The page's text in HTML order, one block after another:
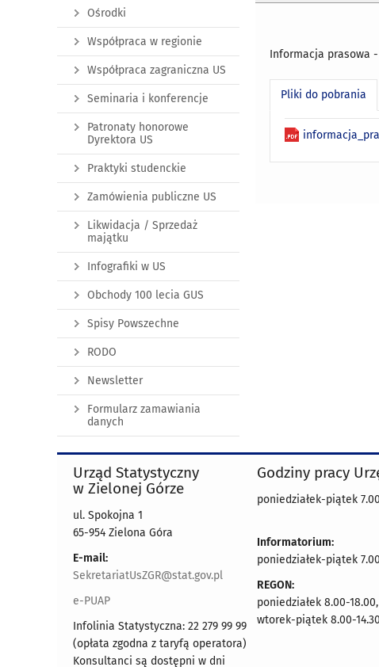
Informacja prasowa
Pliki do pobrania
Ośrodki
Współpraca w regionie
Współpraca zagraniczna US
Seminaria i konferencje
Patronaty honorowe
Dyrektora US
Praktyki studenckie
Zamówienia publiczne US
Likwidacja / Sprzedaż
majątku
Infografiki w US
Obchody 100 lecia GUS
Spisy Powszechne
RODO
Newsletter
Formularz zamawiania
danych
Urząd Statystyczny
w Zielonej Górze
ul. Spokojna 1
65-954 Zielona Góra
E-mail:
SekretariatUsZGR@stat.gov.pl
e-PUAP
Infolinia Statystyczna: 22 279 99 99
(opłata zgodna z taryfą operatora)
Konsultanci są dostępni w dni
Godziny pracy
poniedziałek-piątek
Informatorium:
poniedziałek-piątek
REGON:
poniedziałek 8.00-18.00,
wtorek-piątek 8.00-14.30